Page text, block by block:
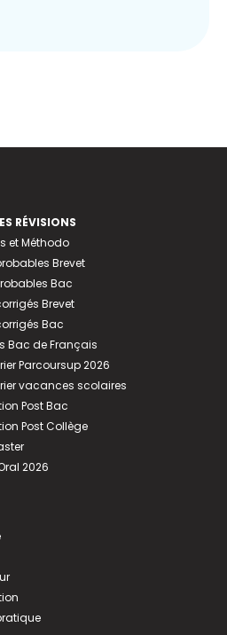
RÉVISIONS
et Méthodo
Brevet
Bac
Brevet
Bac
Bac de Français
Parcoursup 2026
vacances scolaires
Post Bac
Post Collège
2026